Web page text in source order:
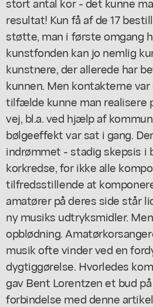
resultat! Kun få af de 17
støtte, man i første omgang
kunstfonden kan jo nemlig
kunstnere, der allerede har
kunnen. Men kontakterne
tilfælde kunne man realisere
vej, bl.a. ved hjælp af
bølgeeffekt var sat i gang.
indrømmet - stadig skepsis i
korkredse, for ikke alle
tilfredsstillende at
amatører på deres side står
ny musiks udtryksmidler.
opblødning.
musik ofte vinder ved en
dygtiggørelse. Hvorledes
gav Bent Lorentzen et bud
forbindelse med denne